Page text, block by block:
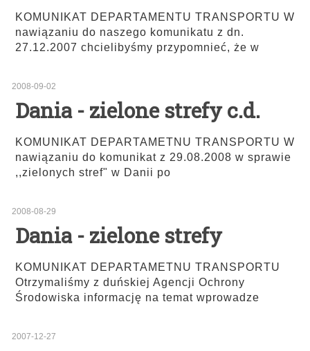
KOMUNIKAT DEPARTAMENTU TRANSPORTU W
nawiązaniu do naszego komunikatu z dn.
27.12.2007 chcielibyśmy przypomnieć, że w
2008-09-02
Dania - zielone strefy c.d.
KOMUNIKAT DEPARTAMETNU TRANSPORTU W
nawiązaniu do komunikat z 29.08.2008 w sprawie
,,zielonych stref" w Danii po
2008-08-29
Dania - zielone strefy
KOMUNIKAT DEPARTAMETNU TRANSPORTU
Otrzymaliśmy z duńskiej Agencji Ochrony
Środowiska informację na temat wprowadze
2007-12-27